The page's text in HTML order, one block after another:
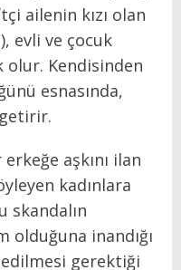
ailenin kızı olan
evli ve çocuk
olur. Kendisinden
esnasında,
aşkını ilan
kadınlara
skandalın
olduğuna inandığı
gerektiği